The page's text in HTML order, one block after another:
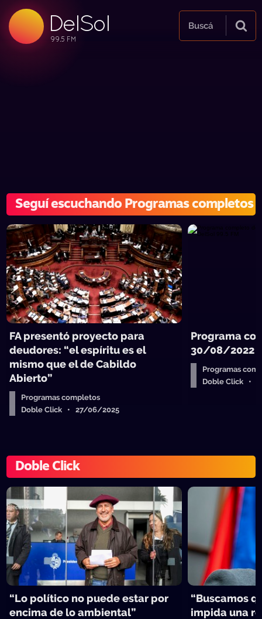
DelSol
99.5 FM
99.5 FM
99.5 FM
Buscá
Seguí escuchando Programas completos
FA presentó proyecto para
deudores: “el espíritu es el
mismo que el de Cabildo
Abierto”
Programas completos
Doble Click • 27/06/2025
Programa
30/08/2022
Programas
Doble Click •
Doble Click
“Lo político no puede estar por
encima de lo ambiental”
“Buscamos
impida una